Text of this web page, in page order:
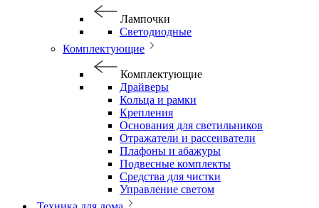
Лампочки
Светодиодные
Комплектующие
Комплектующие
Драйверы
Кольца и рамки
Крепления
Основания для светильников
Отражатели и рассеиватели
Плафоны и абажуры
Подвесные комплекты
Средства для чистки
Управление светом